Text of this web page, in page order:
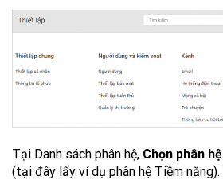
Tại Danh sách phân hệ, Chọn phân hệ
(tại đây lấy ví dụ phân hệ Tiềm năng).